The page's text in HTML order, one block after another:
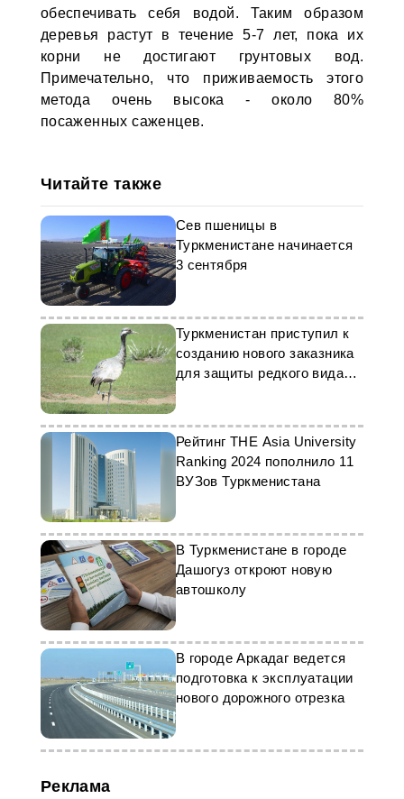
обеспечивать себя водой. Таким образом
деревья растут в течение 5-7 лет, пока их
корни не достигают грунтовых вод.
Примечательно, что приживаемость этого
метода очень высока - около 80%
посаженных саженцев.
Читайте также
Сев пшеницы в
Туркменистане начинается
3 сентября
Туркменистан приступил к
созданию нового заказника
для защиты редкого вида
птиц
Рейтинг THE Asia University
Ranking 2024 пополнило 11
ВУЗов Туркменистана
В Туркменистане в городе
Дашогуз откроют новую
автошколу
В городе Аркадаг ведется
подготовка к эксплуатации
нового дорожного отрезка
Реклама